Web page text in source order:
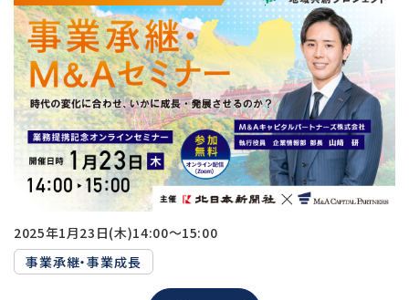
2025年1月23日(木)14:00～15:00
事業承継・事業成長